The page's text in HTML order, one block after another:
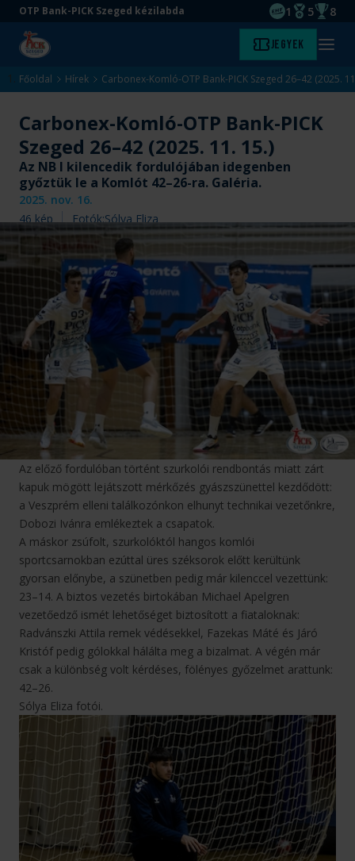
Ugrás
tartalomra
Ugrás
aljára
OTP Bank-PICK Szeged kézilabda
EHF
1
Magyar
5 8
Kezdőlap Jegyek Menü
Főoldal Hírek Carbonex-Komló-OTP Bank-PICK Szeged 26–42 (2025.
Carbonex-Komló-OTP Bank-PICK
Szeged 26–42 (2025. 11. 15.)
Az NB I kilencedik fordulójában idegenben
győztük le a Komlót 42–26-ra. Galéria.
2025. nov. 16.
46kép Fotók:Sólya Eliza
Az előző fordulóban történt szurkolói rendbontás miatt zárt
kapuk mögött lejátszott mérkőzés gyászszünettel kezdődött:
a Veszprém elleni találkozónkon elhunyt technikai vezetőnkre,
Dobozi Ivánra emlékeztek a csapatok.
A máskor zsúfolt, szurkolóktól hangos komlói
sportcsarnokban ezúttal üres széksorok előtt kerültünk
gyorsan előnybe, a szünetben pedig már kilenccel vezettünk:
23–14. A biztos vezetés birtokában Michael Apelgren
vezetőedző ismét lehetőséget biztosított a fiataloknak:
Radvánszki Attila remek védésekkel, Fazekas Máté és Járó
Kristóf pedig gólokkal hálálta meg a bizalmat. A végén már
csak a különbség volt kérdéses, fölényes győzelmet arattunk:
42–26.
Sólya Eliza fotói.